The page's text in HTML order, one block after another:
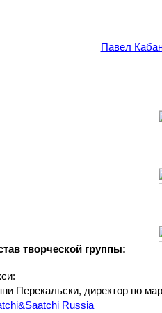
Павел
творческой группы:
Перекальски, директор по
Russia